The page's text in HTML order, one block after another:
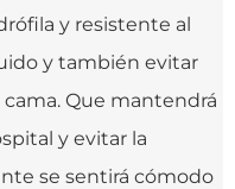
y resistente al
y también evitar
Que mantendrá
y evitar la
se sentirá cómodo